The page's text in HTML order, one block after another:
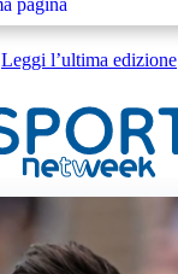
Leggi l’ultima edizione